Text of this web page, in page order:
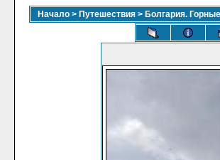
Начало > Путешествия > Болгария.